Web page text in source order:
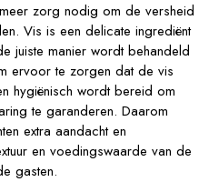
zorg nodig om de versheid
Vis is een delicate ingrediënt
juiste manier wordt behandeld
ervoor te zorgen dat de vis
hygiënisch wordt bereid om
te garanderen. Daarom
extra aandacht en
en voedingswaarde van de
gasten.